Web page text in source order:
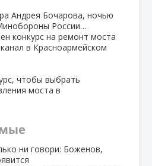
Андрея Бочарова, ночью
России…
конкурс на ремонт моста
в Красноармейском
чтобы выбрать
моста в
ни говори: Боженов,